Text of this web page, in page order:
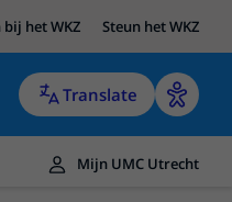
het WKZ Steun het WKZ
Translate
Mijn UMC Utrecht